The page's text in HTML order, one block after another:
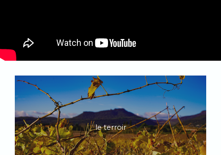
le terroir